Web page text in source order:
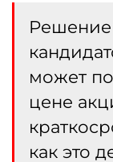
может
цене
как это